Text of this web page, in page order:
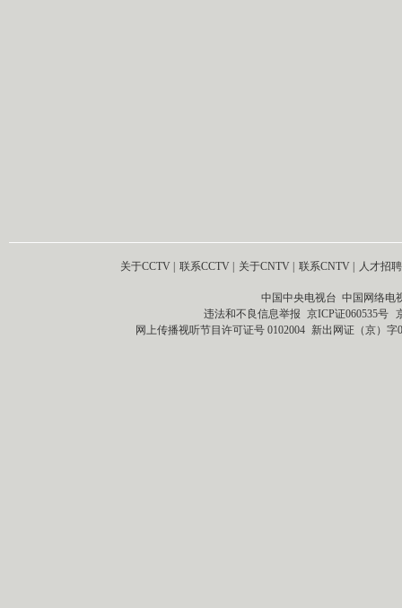
关于CCTV | 联系CCTV | 关于CNTV | 联系CNTV | 人才招聘
中国中央电视台 中国网络电
违法和不良信息举报 京ICP证060535号
网上传播视听节目许可证号 0102004 新出网证（京）